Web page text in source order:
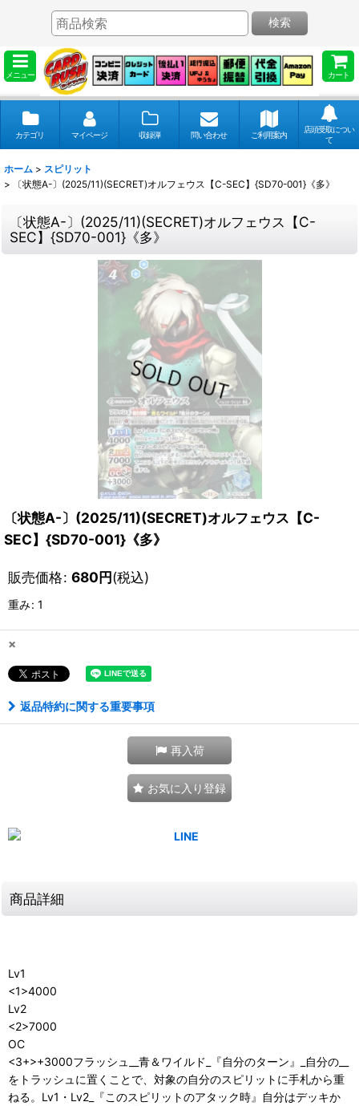
メニュー カート
検索
カテゴリ マイページ 収録弾 問い合わせ ご利用案内
店頭受取につい
て
ホーム > スピリット
>
〔状態A-〕(2025/11)(SECRET)オルフェウス【C-SEC】{SD70-001}《多》
〔状態A-〕(2025/11)(SECRET)オルフェウス【C-
SEC】{SD70-001}《多》
〔状態A-〕(2025/11)(SECRET)オルフェウス【C-
SEC】{SD70-001}《多》
販売価格: 680円(税込)
重み: 1
×
返品特約に関する重要事項
再入荷
お気に入り登録
商品詳細
Lv1
<1>4000
Lv2
<2>7000
OC
<3+>+3000フラッシュ__青＆ワイルド_『自分のターン』_自分の__
をトラッシュに置くことで、対象の自分のスピリットに手札から重
ねる。Lv1・Lv2_『このスピリットのアタック時』自分はデッキか